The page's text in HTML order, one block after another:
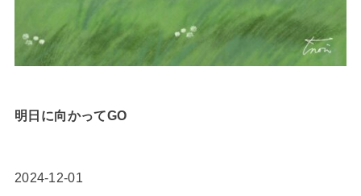
明日に向かってGO
2024-12-01